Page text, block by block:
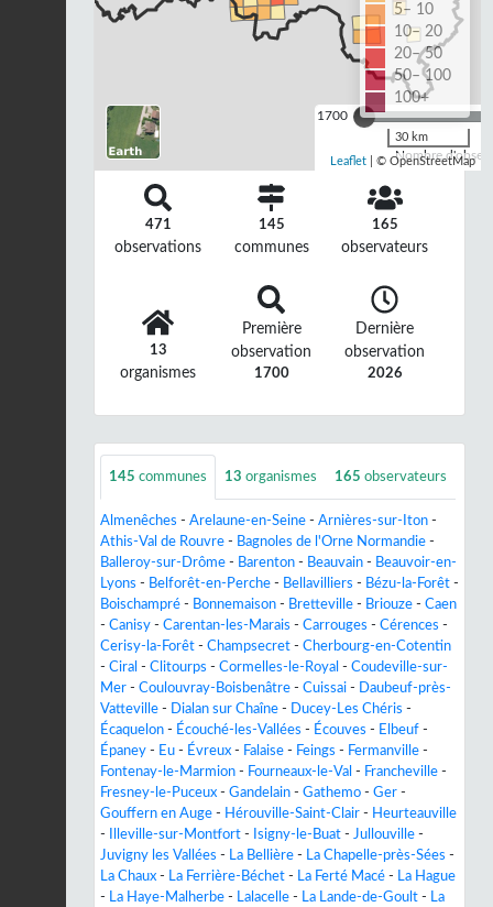
1700
Nombre
5– 10
10– 20
20– 50
50– 100
100+
30 km
Leaflet | © OpenStreetMap
471
observations
145
communes
165
observateurs
13
organismes
Première
observation
1700
Dernière
observation
2026
145 communes 13 organismes 165 observateurs
Almenêches - Arelaune-en-Seine - Arnières-sur-Iton -
Athis-Val de Rouvre - Bagnoles de l'Orne Normandie -
Balleroy-sur-Drôme - Barenton - Beauvain - Beauvoir-en-
Lyons - Belforêt-en-Perche - Bellavilliers - Bézu-la-Forêt -
Boischampré - Bonnemaison - Bretteville - Briouze - Caen
- Canisy - Carentan-les-Marais - Carrouges - Cérences -
Cerisy-la-Forêt - Champsecret - Cherbourg-en-Cotentin
- Ciral - Clitourps - Cormelles-le-Royal - Coudeville-sur-
Mer - Coulouvray-Boisbenâtre - Cuissai -
Daubeuf-près-
Vatteville - Dialan sur Chaîne - Ducey-Les Chéris -
Écaquelon - Écouché-les-Vallées - Écouves - Elbeuf -
Épaney - Eu - Évreux - Falaise - Feings - Fermanville -
Fontenay-le-Marmion - Fourneaux-le-Val - Francheville -
Fresney-le-Puceux - Gandelain - Gathemo - Ger -
Gouffern en Auge - Hérouville-Saint-Clair - Heurteauville
-
Illeville-sur-Montfort - Isigny-le-Buat - Jullouville -
Juvigny les Vallées - La Bellière - La Chapelle-près-Sées -
La Chaux - La Ferrière-Béchet - La Ferté Macé - La Hague
- La Haye-Malherbe - Lalacelle - La Lande-de-Goult - La